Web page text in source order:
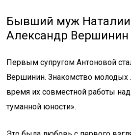
Бывший муж Наталии
Александр Вершинин
Первым супругом Антоновой
Вершинин. Знакомство
время их совместной работы
туманной юности».